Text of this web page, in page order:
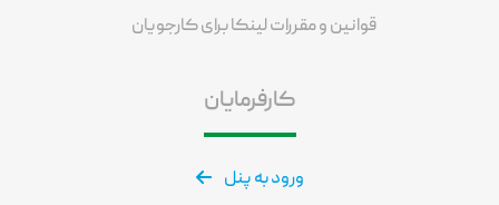
قوانین و مقررات لینکا برای کارجویان
کارفرمایان
ورود به پنل